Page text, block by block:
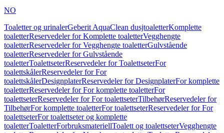
NO
Toaletter og urinalerGeberit AquaClean dusjtoaletterKomplette
toaletterReservedeler for Komplette toaletterVegghengte
toaletterReservedeler for Vegghengte toaletterGulvstående
toaletterReservedeler for Gulvstående
toaletterToalettseterReservedeler for ToalettseterFor
toalettskålerReservedeler for For
toalettskålerDesignplaterReservedeler for DesignplaterFor komplette
toaletterReservedeler for For komplette toaletterFor
toalettseterReservedeler for For toalettseterTilbehørReservedeler for
TilbehørFor komplette toaletterFor toalettseterReservedeler for For
toalettseterFor toalettseter og komplette
toaletterToaletterForbruksmateriellToalett og toalettseterVegghengte